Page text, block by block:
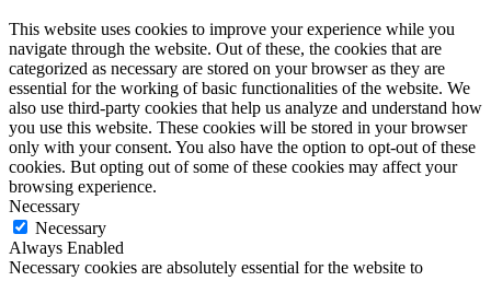
This website uses cookies to improve your experience while you
navigate through the website. Out of these, the cookies that are
categorized as necessary are stored on your browser as they are
essential for the working of basic functionalities of the website. We
also use third-party cookies that help us analyze and understand how
you use this website. These cookies will be stored in your browser
only with your consent. You also have the option to opt-out of these
cookies. But opting out of some of these cookies may affect your
browsing experience.
Necessary
Necessary
Always Enabled
Necessary cookies are absolutely essential for the website to